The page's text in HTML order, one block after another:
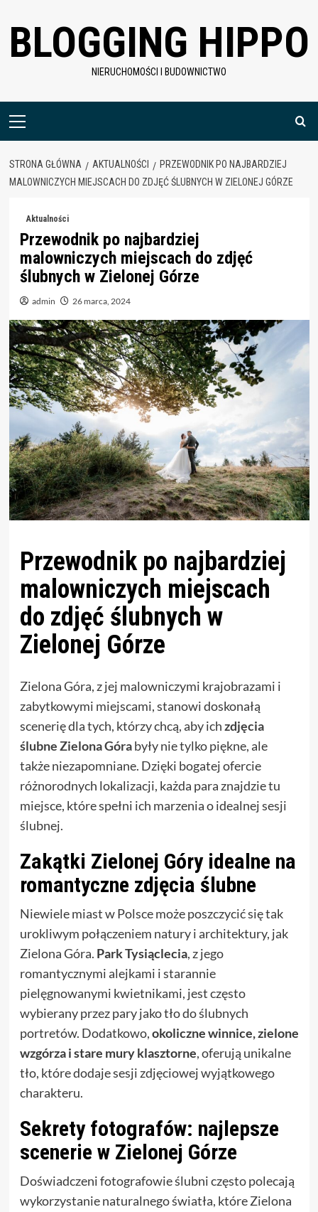
content
BLOGGING HIPPO
NIERUCHOMOŚCI I BUDOWNICTWO
Menu
STRONA GŁÓWNA AKTUALNOŚCI
PRZEWODNIK PO NAJBARDZIEJ
MALOWNICZYCH MIEJSCACH DO ZDJĘĆ ŚLUBNYCH W ZIELONEJ GÓRZE
Aktualności
Przewodnik po najbardziej
malowniczych miejscach do zdjęć
ślubnych w Zielonej Górze
admin 26 marca, 2024
Przewodnik po najbardziej
malowniczych miejscach
do zdjęć ślubnych w
Zielonej Górze
Zielona Góra, z jej malowniczymi krajobrazami i
zabytkowymi miejscami, stanowi doskonałą
scenerię dla tych, którzy chcą, aby ichzdjęcia
ślubne Zielona Górabyły nie tylko piękne, ale
także niezapomniane. Dzięki bogatej ofercie
różnorodnych lokalizacji, każda para znajdzie tu
miejsce, które spełni ich marzenia o idealnej sesji
ślubnej.
Zakątki Zielonej Góry idealne na
romantyczne zdjęcia ślubne
Niewiele miast w Polsce może poszczycić się tak
urokliwym połączeniem natury i architektury, jak
Zielona Góra. Park Tysiąclecia, z jego
romantycznymi alejkami i starannie
pielęgnowanymi kwietnikami, jest często
wybierany przez pary jako tło do ślubnych
portretów. Dodatkowo,okoliczne winnice, zielone
wzgórza i stare mury klasztorne, oferują unikalne
tło, które dodaje sesji zdjęciowej wyjątkowego
charakteru.
Sekrety fotografów: najlepsze
scenerie w Zielonej Górze
Doświadczeni fotografowie ślubni często polecają
wykorzystanie naturalnego światła, które Zielona